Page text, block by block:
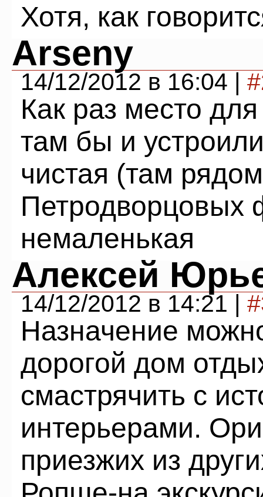
Хотя, как
Arseny
14/12/2012 в 16:04 |
Как раз место
там бы и
чистая (там
Петродворцовых
немаленькая
Алексей
14/12/2012 в 14:21 |
Назначение
дорогой дом
смастрячить с
интерьерами.
приезжих из